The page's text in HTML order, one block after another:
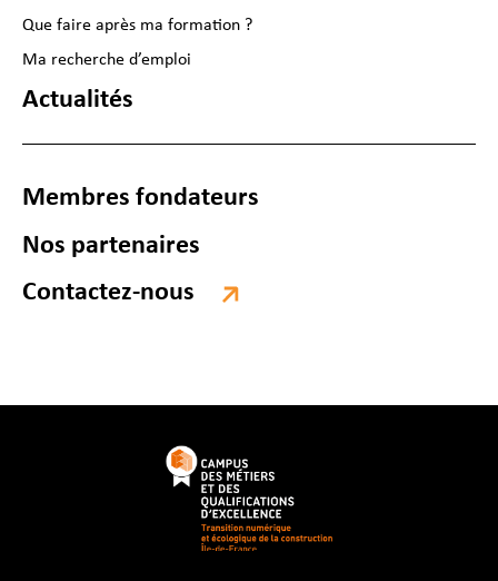
Que faire après ma formation ?
Ma recherche d’emploi
Actualités
Membres fondateurs
Nos partenaires
Contactez-nous